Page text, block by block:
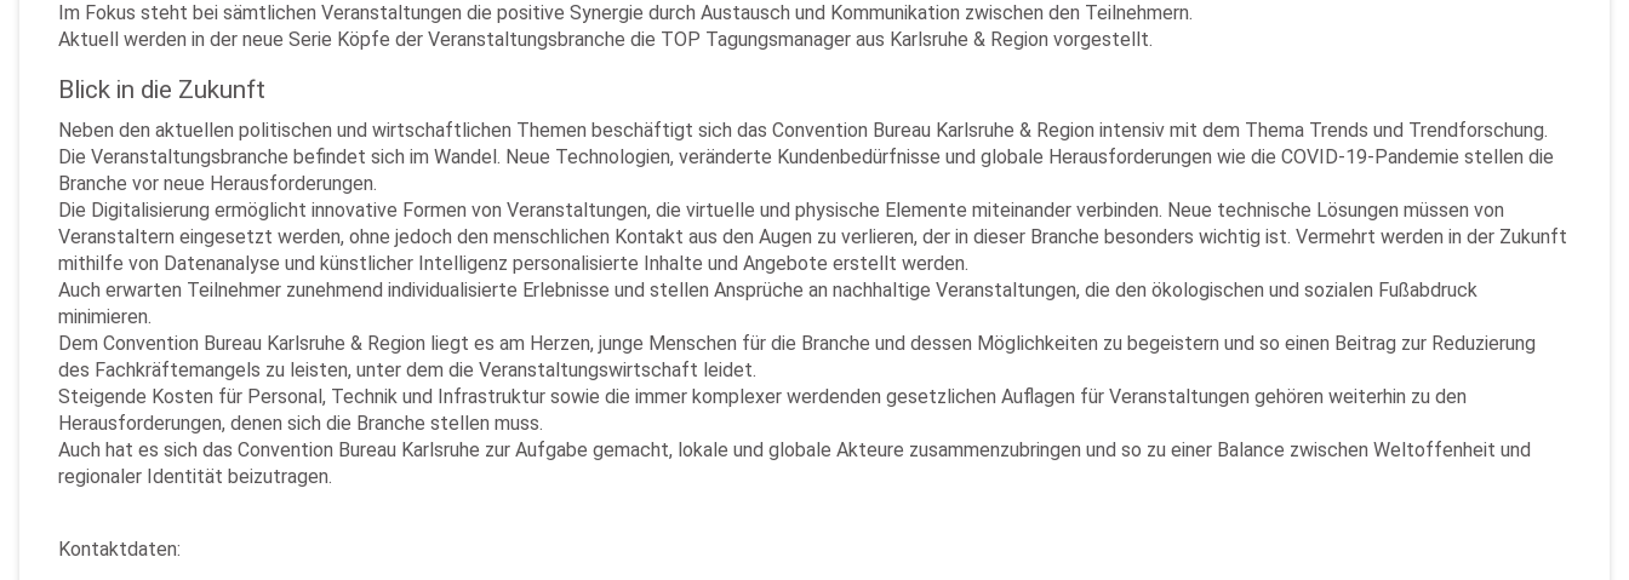
Im Fokus steht bei sämtlichen Veranstaltungen die positive Synergie durch Austausch und Kommunikation zwischen den Teilnehmern.
Aktuell werden in der neue Serie Köpfe der Veranstaltungsbranche die TOP Tagungsmanager aus Karlsruhe & Region vorgestellt.
Blick in die Zukunft
Neben den aktuellen politischen und wirtschaftlichen Themen beschäftigt sich das Convention Bureau Karlsruhe & Region intensiv mit dem Thema Trends und Trendforschung.
Die Veranstaltungsbranche befindet sich im Wandel. Neue Technologien, veränderte Kundenbedürfnisse und globale Herausforderungen wie die COVID-19-Pandemie stellen die
Branche vor neue Herausforderungen.
Die Digitalisierung ermöglicht innovative Formen von Veranstaltungen, die virtuelle und physische Elemente miteinander verbinden. Neue technische Lösungen müssen von
Veranstaltern eingesetzt werden, ohne jedoch den menschlichen Kontakt aus den Augen zu verlieren, der in dieser Branche besonders wichtig ist. Vermehrt werden in der Zukunft
mithilfe von Datenanalyse und künstlicher Intelligenz personalisierte Inhalte und Angebote erstellt werden.
Auch erwarten Teilnehmer zunehmend individualisierte Erlebnisse und stellen Ansprüche an nachhaltige Veranstaltungen, die den ökologischen und sozialen Fußabdruck
minimieren.
Dem Convention Bureau Karlsruhe & Region liegt es am Herzen, junge Menschen für die Branche und dessen Möglichkeiten zu begeistern und so einen Beitrag zur Reduzierung
des Fachkräftemangels zu leisten, unter dem die Veranstaltungswirtschaft leidet.
Steigende Kosten für Personal, Technik und Infrastruktur sowie die immer komplexer werdenden gesetzlichen Auflagen für Veranstaltungen gehören weiterhin zu den
Herausforderungen, denen sich die Branche stellen muss.
Auch hat es sich das Convention Bureau Karlsruhe zur Aufgabe gemacht, lokale und globale Akteure zusammenzubringen und so zu einer Balance zwischen Weltoffenheit und
regionaler Identität beizutragen.
Kontaktdaten: